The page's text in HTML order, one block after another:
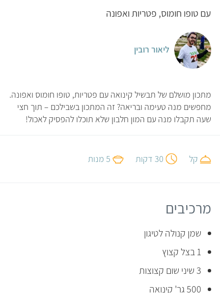
עם טופו חומוס, פטריות ואפונה
ליאור רובין
מתכון מושלם של תבשיל קינואה עם פטריות, טופו חומוס ואפונה.
מחפשים מנה טעימה ובריאה? זה המתכון בשבילכם – תוך חצי
שעה תקבלו מנה עם המון חלבון שלא תוכלו להפסיק לאכול!
קל 30 דקות 5 מנות
מרכיבים
שמן קנולה לטיגון
1 בצל קצוץ
3 שיני שום קצוצות
500 גר' קינואה